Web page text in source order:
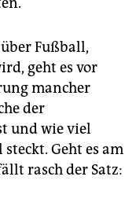
Fußball,
geht es vor
mancher
der
und wie viel
Geht es am
rasch der Satz: